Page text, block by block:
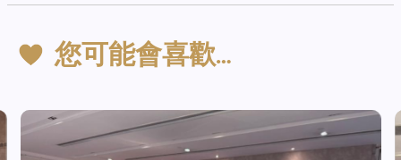
您可能會喜歡…